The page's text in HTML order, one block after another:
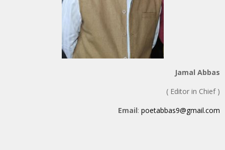
Jamal Abbas
( Editor in Chief )
Email: poetabbas9@gmail.com